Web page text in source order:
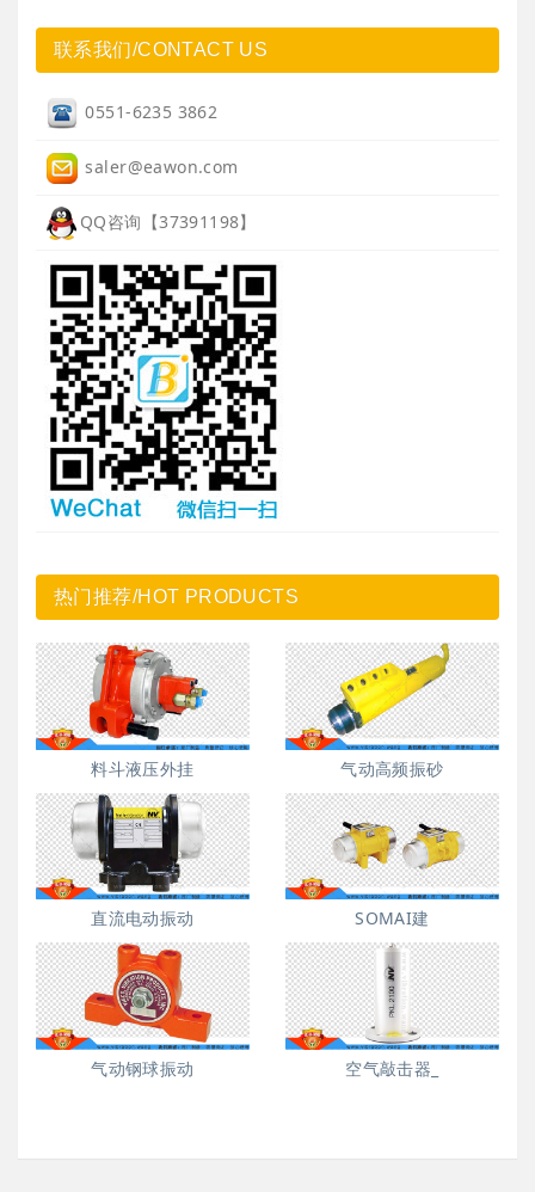
联系我们/CONTACT US
0551-6235 3862
saler@eawon.com
QQ咨询【37391198】
热门推荐/HOT PRODUCTS
料斗液压外挂 气动高频振砂
直流电动振动 SOMAI建
气动钢球振动 空气敲击器_